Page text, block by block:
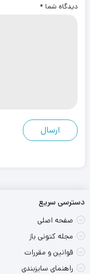
دیدگاه شما *
دسترسی سریع
صفحه اصلی
مجله کتونی باز
قوانین و مقررات
راهنمای سایزبندی